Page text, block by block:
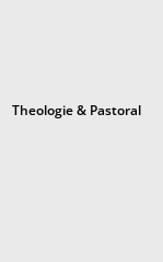
Theologie & Pastoral